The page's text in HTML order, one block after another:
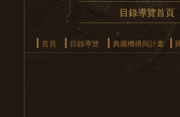
目錄導覽首頁
首頁 目錄導覽 典藏機構與計畫